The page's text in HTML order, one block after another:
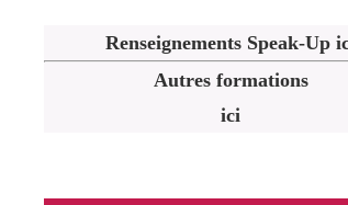
Renseignements Speak-Up
Autres formations
ici